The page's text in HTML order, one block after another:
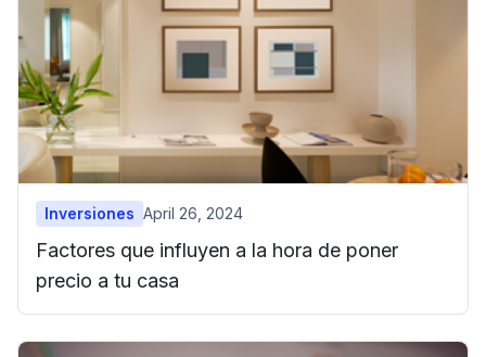
Inversiones April 26, 2024
Factores que influyen a la hora de poner
precio a tu casa